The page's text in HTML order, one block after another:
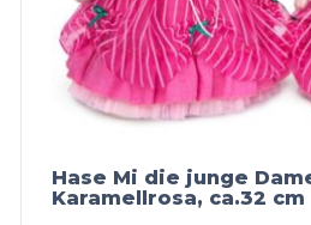
Hase Mi die junge
Karamellrosa, ca.32 cm